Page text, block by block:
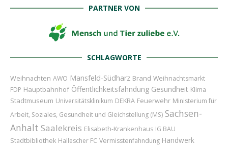
PARTNER VON
SCHLAGWORTE
Weihnachten AWO Mansfeld-Südharz Brand Weihnachtsmarkt
FDP Hauptbahnhof Öffentlichkeitsfahndung Gesundheit Klima
Stadtmuseum Universitätsklinikum DEKRA Feuerwehr Ministerium für
Arbeit, Soziales, Gesundheit und Gleichstellung (MS) Sachsen-
Anhalt Saalekreis Elisabeth-Krankenhaus IG BAU
Stadtbibliothek Hallescher FC Vermisstenfahndung Handwerk